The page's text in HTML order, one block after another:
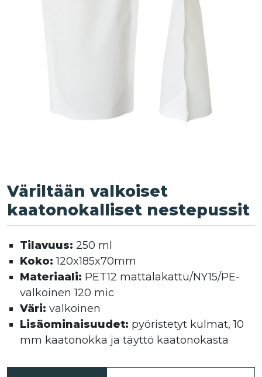
Väriltään valkoiset
kaatonokalliset nestepussit
Tilavuus: 250 ml
Koko: 120x185x70mm
Materiaali: PET12 mattalakattu/NY15/PE-
valkoinen 120 mic
Väri: valkoinen
Lisäominaisuudet: pyöristetyt kulmat, 10
mm kaatonokka ja täyttö kaatonokasta